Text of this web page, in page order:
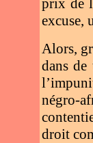
prix de
excuse,
Alors,
dans de
négro-
droit